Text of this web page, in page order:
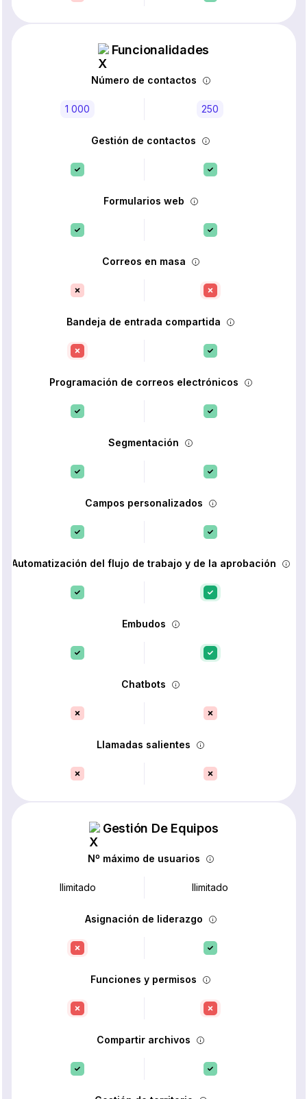
Funcionalidades
Número de contactos
1 000 250
Gestión de contactos
Formularios web
Correos en masa
Bandeja de entrada compartida
Programación de correos electrónicos
Segmentación
Campos personalizados
Automatización del flujo de trabajo y de la aprobación
Embudos
Chatbots
Llamadas salientes
Gestión De Equipos
Nº máximo de usuarios
Ilimitado Ilimitado
Asignación de liderazgo
Funciones y permisos
Compartir archivos